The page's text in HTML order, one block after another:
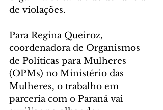
de violações.
Para Regina Queiroz,
coordenadora de Organismos
de Políticas para Mulheres
(OPMs) no Ministério das
Mulheres, o trabalho em
parceria com o Paraná vai